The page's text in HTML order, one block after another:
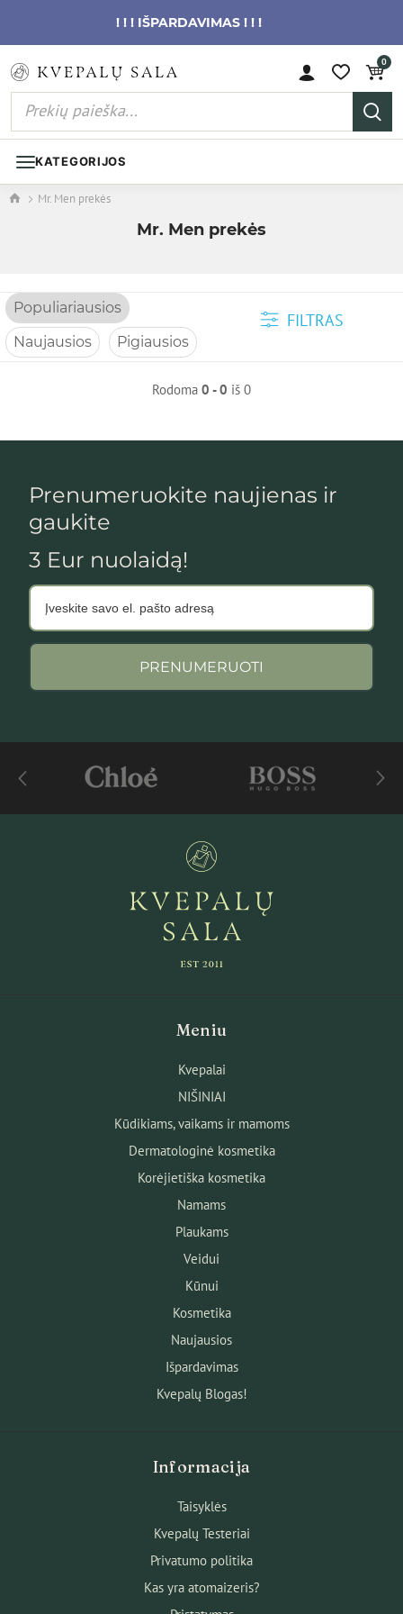
! ! ! IŠPARDAVIMAS ! ! !
0
KATEGORIJOS
Mr. Men prekės
Mr. Men prekės
Populiariausios
Naujausios
Pigiausios
FILTRAS
Rodoma 0 - 0 iš 0
Prenumeruokite naujienas ir
gaukite
3 Eur nuolaidą!
PRENUMERUOTI
Meniu
Kvepalai
NIŠINIAI
Kūdikiams, vaikams ir mamoms
Dermatologinė kosmetika
Korėjietiška kosmetika
Namams
Plaukams
Veidui
Kūnui
Kosmetika
Naujausios
Išpardavimas
Kvepalų Blogas!
Informacija
Taisyklės
Kvepalų Testeriai
Privatumo politika
Kas yra atomaizeris?